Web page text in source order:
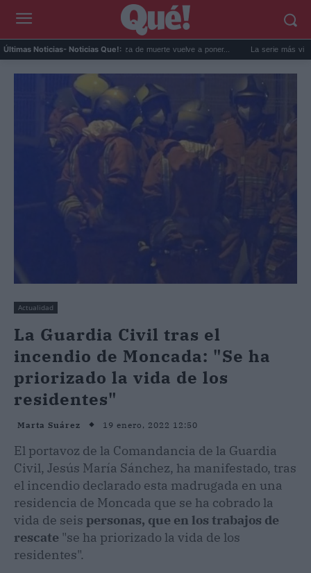
Últimas Noticias- Noticias Que!:
‘La Promesa’: Una amenaza de muerte vuelve a poner... La serie más vista de
Actualidad
La Guardia Civil tras el
incendio de Moncada: "Se ha
priorizado la vida de los
residentes"
Marta Suárez 19 enero, 2022 12:50
El portavoz de la Comandancia de la Guardia
Civil, Jesús María Sánchez, ha manifestado, tras
el incendio declarado esta madrugada en una
residencia de Moncada que se ha cobrado la
vida de seis personas, que en los trabajos de
rescate "se ha priorizado la vida de los
residentes".